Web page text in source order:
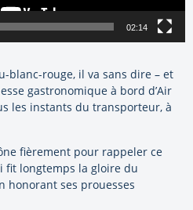
02:14
blanc-rouge, il va sans dire – et
gastronomique à bord d’Air
les instants du transporteur, à
fièrement pour rappeler ce
fit longtemps la gloire du
honorant ses prouesses